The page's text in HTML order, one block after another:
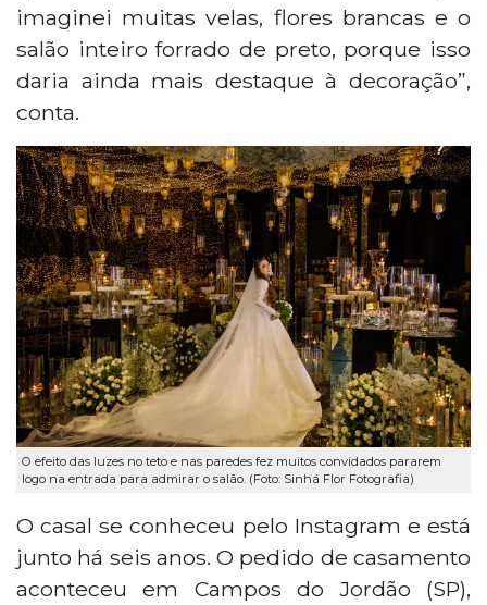
imaginei muitas velas, flores brancas e o
salão inteiro forrado de preto, porque isso
daria ainda mais destaque à decoração”,
conta.
O efeito das luzes no teto e nas paredes fez muitos convidados pararem
logo na entrada para admirar o salão. (Foto: Sinhá Flor Fotografia)
O casal se conheceu pelo Instagram e está
junto há seis anos. O pedido de casamento
aconteceu em Campos do Jordão (SP),